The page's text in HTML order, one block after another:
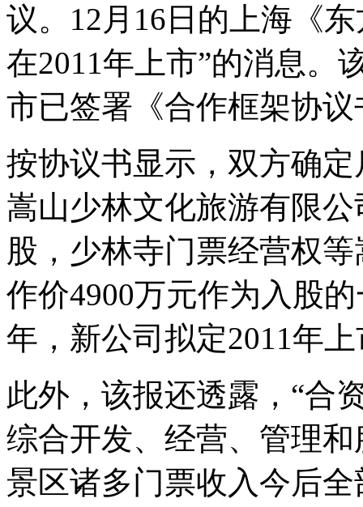
议。12月16日的上海《
在2011年上市”的消息。
市已签署《合作框架协议
按协议书显示，双方确
嵩山少林文化旅游有限
股，少林寺门票经营权
作价4900万元作为入股
年，新公司拟定2011年
此外，该报还透露，“合
综合开发、经营、管理
景区诸多门票收入今后